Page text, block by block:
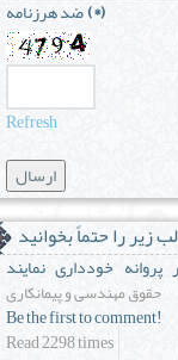
ضد هرزنامه(*)
Refresh
زیر را حتماً بخوانید
خودداری نمایند
حقوق مهندسی و پیمانکاری
Be the first to comment!
Read 2298 times